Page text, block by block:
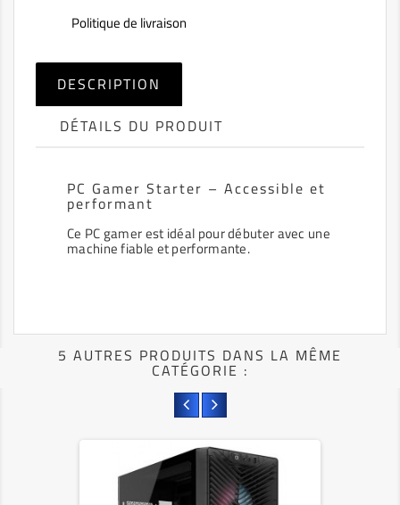
Politique de livraison
DESCRIPTION
DÉTAILS DU PRODUIT
PC Gamer Starter – Accessible et
performant
Ce PC gamer est idéal pour débuter avec une
machine fiable et performante.
5 AUTRES PRODUITS DANS LA MÊME
CATÉGORIE :